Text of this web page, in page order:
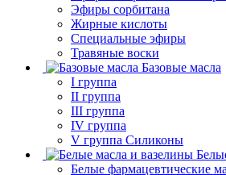
Эфиры сорбитана
Жирные кислоты
Специальные эфиры
Травяные воски
Базовые масла
I группа
II группа
III группа
IV группа
V группа Силиконы
Белые фармацевтические